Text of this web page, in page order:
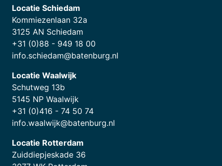
Locatie Schiedam
Kommiezenlaan 32a
3125 AN Schiedam
+31 (0)88 - 949 18 00
info.schiedam@batenburg.nl
Locatie Waalwijk
Schutweg 13b
5145 NP Waalwijk
+31 (0)416 - 74 50 74
info.waalwijk@batenburg.nl
Locatie Rotterdam
Zuiddiepjeskade 36